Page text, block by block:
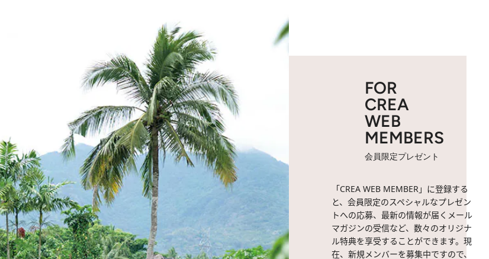
FOR
CREA
WEB
MEMBERS
会員限定プレゼント
「CREA WEB MEMBER」に登録する
と、会員限定のスペシャルなプレゼン
トへの応募、最新の情報が届くメール
マガジンの受信など、数々のオリジナ
ル特典を享受することができます。現
在、新規メンバーを募集中ですので、